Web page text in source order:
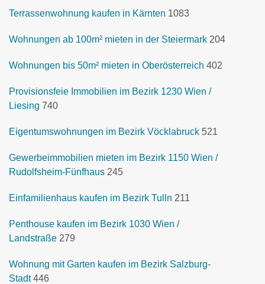
Terrassenwohnung kaufen in Kärnten 1083
Wohnungen ab 100m² mieten in der Steiermark 204
Wohnungen bis 50m² mieten in Oberösterreich 402
Provisionsfeie Immobilien im Bezirk 1230 Wien /
Liesing 740
Eigentumswohnungen im Bezirk Vöcklabruck 521
Gewerbeimmobilien mieten im Bezirk 1150 Wien /
Rudolfsheim-Fünfhaus 245
Einfamilienhaus kaufen im Bezirk Tulln 211
Penthouse kaufen im Bezirk 1030 Wien /
Landstraße 279
Wohnung mit Garten kaufen im Bezirk Salzburg-
Stadt 446